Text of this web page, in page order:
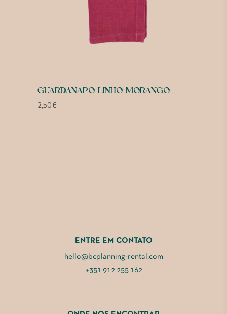
GUARDANAPO LINHO MORANGO
2,50€
ENTRE EM CONTATO
hello@bcplanning-rental.com
+351 912 255 162